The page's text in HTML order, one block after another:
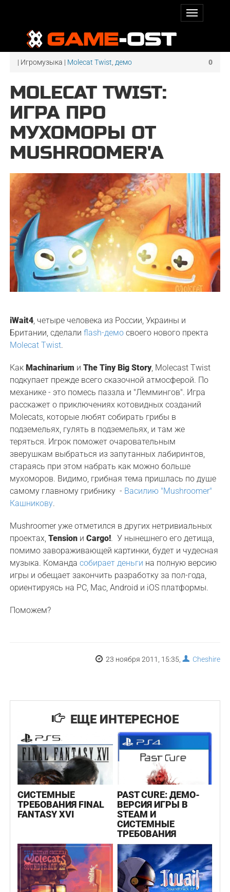
0
| Игромузыка | Molecat Twist демо
MOLECAT TWIST:
ИГРА ПРО
МУХОМОРЫ ОТ
MUSHROOMER'A
iWait4 , четыре человека из России, Украины и
Британии, сделалиflash-демо своего нового пректа
Molecat Twist.
КакMachinarium иThe Tiny Big Story, Molecast Twist
подкупает прежде всего сказочной атмосферой. По
механике - это помесь паззла и "Леммингов". Игра
расскажет о приключениях котовидных созданий
Molecats, которые любят собирать грибы в
подземельях, гулять в подземельях, и там же
теряться. Игрок поможет очаровательным
зверушкам выбраться из запутанных лабиринтов,
стараясь при этом набрать как можно больше
мухоморов. Видимо, грибная тема пришлась по душе
самому главному грибнику - Василию "Mushroomer"
Кашникову.
Mushroomer уже отметился в других нетривиальных
проектах,Tension иCargo!. У нынешнего его детища,
помимо завораживающей картинки, будет и чудесная
музыка. Командасобирает деньги на полную версию
игры и обещает закончить разработку за пол-года,
ориентируясь на РС, Мac, Android и iOS платформы.
Поможем?
23 ноября 2011, 15:35, Cheshire
ЕЩЕ ИНТЕРЕСНОЕ
СИСТЕМНЫЕ
ТРЕБОВАНИЯ FINAL
FANTASY XVI
PAST CURE: ДЕМО-
ВЕРСИЯ ИГРЫ В
STEAM И
СИСТЕМНЫЕ
ТРЕБОВАНИЯ